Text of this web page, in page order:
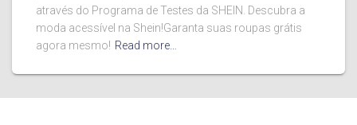
através do Programa de Testes da SHEIN. Descubra a
moda acessível na Shein!Garanta suas roupas grátis
agora mesmo! Read more…